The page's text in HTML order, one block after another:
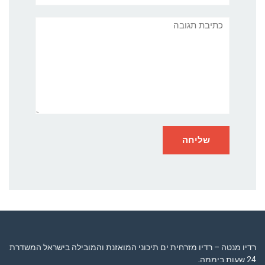
תגובה
רדיו מנטה – רדיו מזרחית ים תיכוני המואזנת והמובילה בישראל המשדרת
24 שעות ביממה,